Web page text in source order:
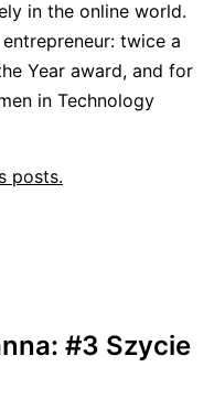
in the online world.
twice a
Year award, and for
in Technology
posts.
#3 Szycie